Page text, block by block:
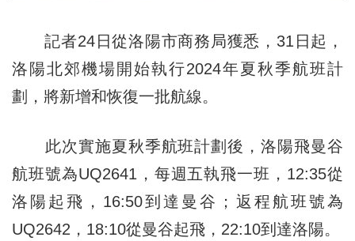
記者24日從洛陽市商務局獲悉，31日起，
洛陽北郊機場開始執行2024年夏秋季航班計
劃，將新增和恢復一批航線。
此次實施夏秋季航班計劃後，洛陽飛曼谷
航班號為UQ2641，每週五執飛一班，12:35從
洛陽起飛，16:50到達曼谷；返程航班號為
UQ2642，18:10從曼谷起飛，22:10到達洛陽。